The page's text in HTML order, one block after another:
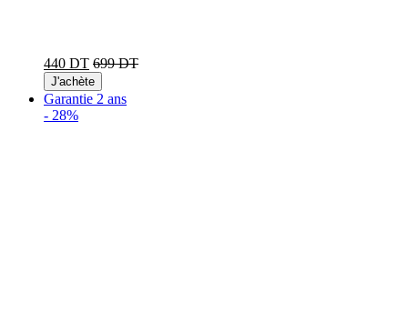
440 DT 699 DT
J'achète
Garantie 2 ans
- 28%